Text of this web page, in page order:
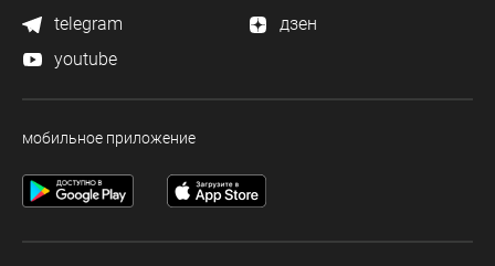
telegram
дзен
youtube
мобильное приложение